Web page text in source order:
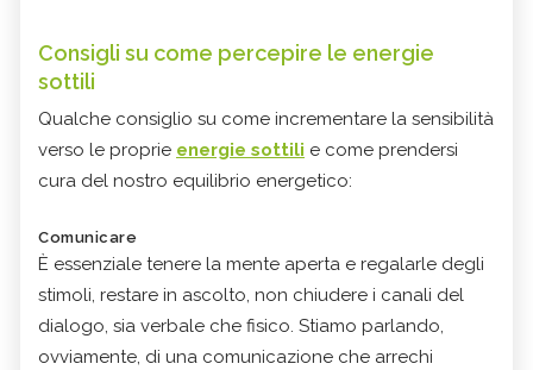
Consigli su come percepire le energie
sottili
Qualche consiglio su come incrementare la sensibilità
verso le proprie energie sottili e come prendersi
cura del nostro equilibrio energetico:
Comunicare
È essenziale tenere la mente aperta e regalarle degli
stimoli, restare in ascolto, non chiudere i canali del
dialogo, sia verbale che fisico. Stiamo parlando,
ovviamente, di una comunicazione che arrechi